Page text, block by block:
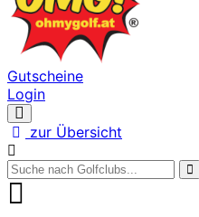
Gutscheine
Login
öffnenzur Übersicht